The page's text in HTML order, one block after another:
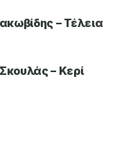
– Τέλεια
– Κερί